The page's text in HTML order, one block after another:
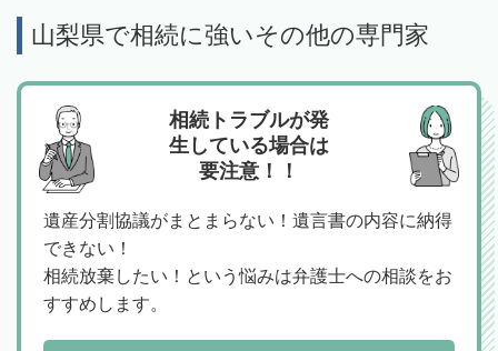
山梨県で相続に強いその他の専門家
相続トラブルが発
生している場合は
要注意！！
遺産分割協議がまとまらない！遺言書の内容に納得
できない！
相続放棄したい！という悩みは弁護士への相談をお
すすめします。